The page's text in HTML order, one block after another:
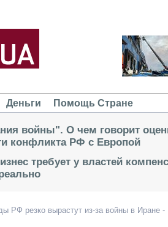
Деньги Помощь Стране
войны". О чем говорит
конфликта РФ с Европой
требует у властей
РФ резко вырастут из-за войны в Иране -